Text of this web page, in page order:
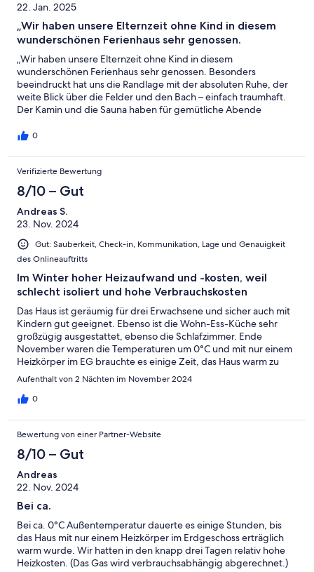
22. Jan. 2025
„Wir haben unsere Elternzeit ohne Kind in diesem
wunderschönen Ferienhaus sehr genossen.
„Wir haben unsere Elternzeit ohne Kind in diesem
wunderschönen Ferienhaus sehr genossen. Besonders
beeindruckt hat uns die Randlage mit der absoluten Ruhe, der
weite Blick über die Felder und den Bach – einfach traumhaft.
Der Kamin und die Sauna haben für gemütliche Abende
Geschmack. Das große, bequeme Bett im Erdgeschoss war ein
liebevoll gestaltet. Wir kommen gerne wieder und empfehlen
es uneingeschränkt weiter!“
0
Verifizierte Bewertung
8/10 – Gut
Andreas S.
23. Nov. 2024
Gut: Sauberkeit, Check-in, Kommunikation, Lage und Genauigkeit
des Onlineauftritts
Im Winter hoher Heizaufwand und -kosten, weil
schlecht isoliert und hohe Verbrauchskosten
Das Haus ist geräumig für drei Erwachsene und sicher auch mit
Kindern gut geeignet. Ebenso ist die Wohn-Ess-Küche sehr
großzügig ausgestattet, ebenso die Schlafzimmer. Ende
November waren die Temperaturen um 0°C und mit nur einem
Heizkörper im EG brauchte es einige Zeit, das Haus warm zu
bekommen. Die Häuser sind ganz offensichtlich nicht für
verbrauchsabhängig berechnet: mit 3,50 € je cbm Gas. Dieser
Aufenthalt von 2 Nächten im November 2024
0
Bewertung von einer Partner-Website
8/10 – Gut
Andreas
22. Nov. 2024
Bei ca.
Bei ca. 0°C Außentemperatur dauerte es einige Stunden, bis
das Haus mit nur einem Heizkörper im Erdgeschoss erträglich
warm wurde. Wir hatten in den knapp drei Tagen relativ hohe
Heizkosten. (Das Gas wird verbrauchsabhängig abgerechnet.)